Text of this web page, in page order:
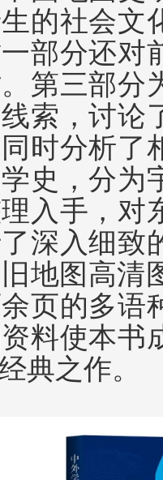
的社会文
部分还对
第三部分
索，讨论
时分析了
史，分为
入手，对
深入细致
地图高清
页的多语
料使本书
典之作。